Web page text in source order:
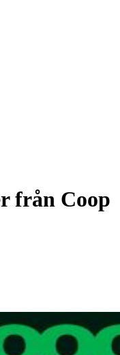
från Coop